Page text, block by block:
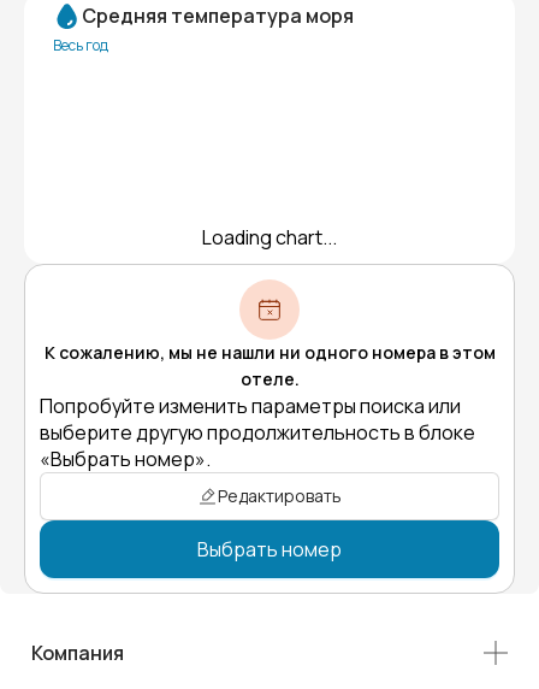
Средняя температура моря
Весь год
Loading chart...
К сожалению, мы не нашли ни одного номера в этом
отеле.
Попробуйте изменить параметры поиска или
выберите другую продолжительность в блоке
«Выбрать номер».
Редактировать
Выбрать номер
Компания